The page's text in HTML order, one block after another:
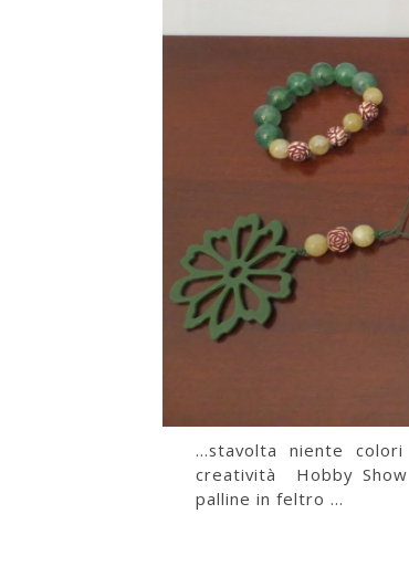
...stavolta niente
creatività Hobby
palline in feltro ...